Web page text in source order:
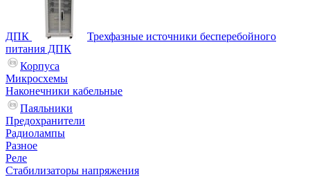
ДПК
Трехфазные источники бесперебойного
питания ДПК
Корпуса
Микросхемы
Наконечники кабельные
Паяльники
Предохранители
Радиолампы
Разное
Реле
Стабилизаторы напряжения